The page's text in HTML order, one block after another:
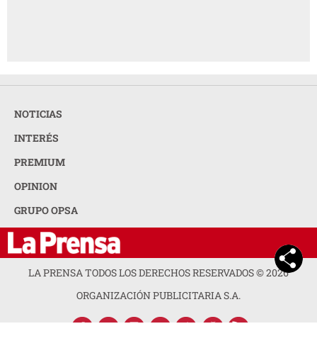
NOTICIAS
INTERÉS
PREMIUM
OPINION
GRUPO OPSA
LA PRENSA TODOS LOS DERECHOS RESERVADOS ©2026
ORGANIZACIÓN PUBLICITARIA S.A.